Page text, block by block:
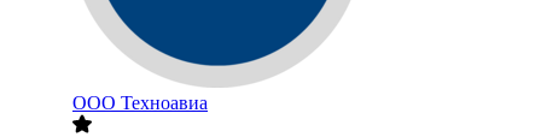
ООО Техноавиа